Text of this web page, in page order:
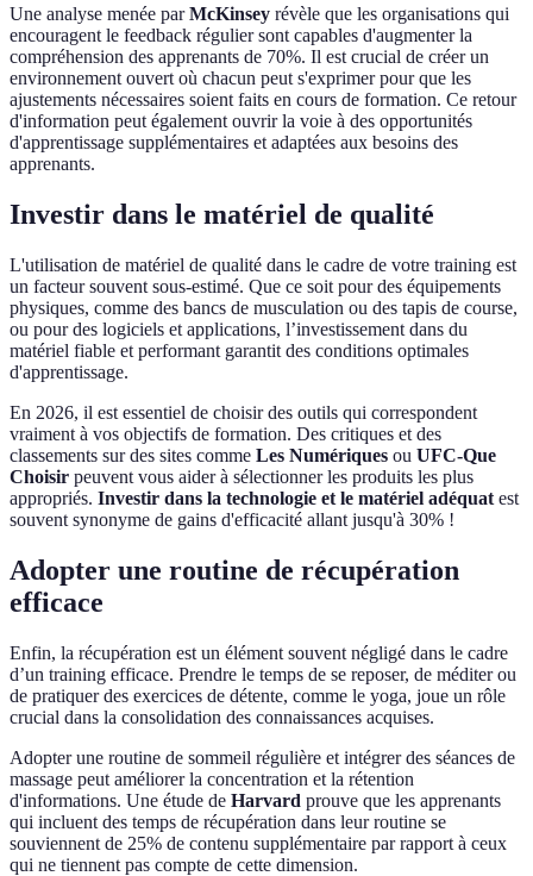
Une analyse menée parMcKinsey révèle que les organisations qui
encouragent le feedback régulier sont capables d'augmenter la
compréhension des apprenants de 70%. Il est crucial de créer un
environnement ouvert où chacun peut s'exprimer pour que les
ajustements nécessaires soient faits en cours de formation. Ce retour
d'information peut également ouvrir la voie à des opportunités
d'apprentissage supplémentaires et adaptées aux besoins des
apprenants.
Investir dans le matériel de qualité
L'utilisation de matériel de qualité dans le cadre de votre training est
un facteur souvent sous-estimé. Que ce soit pour des équipements
physiques, comme des bancs de musculation ou des tapis de course,
ou pour des logiciels et applications, l’investissement dans du
matériel fiable et performant garantit des conditions optimales
d'apprentissage.
En 2026, il est essentiel de choisir des outils qui correspondent
vraiment à vos objectifs de formation. Des critiques et des
classements sur des sites comme Les Numériques ou UFC-Que
Choisir peuvent vous aider à sélectionner les produits les plus
appropriés. Investir dans la technologie et le matériel adéquat est
souvent synonyme de gains d'efficacité allant jusqu'à 30% !
Adopter une routine de récupération
efficace
Enfin, la récupération est un élément souvent négligé dans le cadre
d’un training efficace. Prendre le temps de se reposer, de méditer ou
de pratiquer des exercices de détente, comme le yoga, joue un rôle
crucial dans la consolidation des connaissances acquises.
Adopter une routine de sommeil régulière et intégrer des séances de
massage peut améliorer la concentration et la rétention
d'informations. Une étude de Harvard prouve que les apprenants
qui incluent des temps de récupération dans leur routine se
souviennent de 25% de contenu supplémentaire par rapport à ceux
qui ne tiennent pas compte de cette dimension.